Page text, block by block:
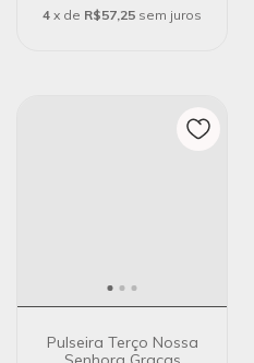
4 x de R$57,25 sem juros
Pulseira Terço Nossa